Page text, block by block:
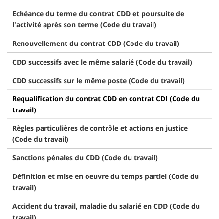
Echéance du terme du contrat CDD et poursuite de
l'activité après son terme (Code du travail)
Renouvellement du contrat CDD (Code du travail)
CDD successifs avec le même salarié (Code du travail)
CDD successifs sur le même poste (Code du travail)
Requalification du contrat CDD en contrat CDI (Code du
travail)
Règles particulières de contrôle et actions en justice
(Code du travail)
Sanctions pénales du CDD (Code du travail)
Définition et mise en oeuvre du temps partiel (Code du
travail)
Accident du travail, maladie du salarié en CDD (Code du